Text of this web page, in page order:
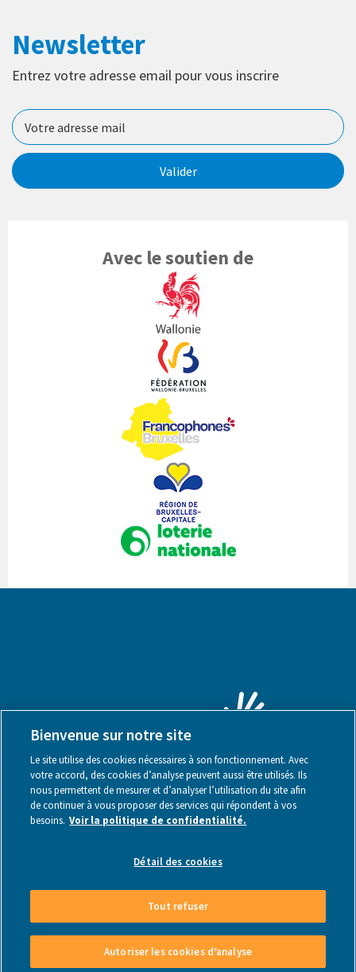
Newsletter
Entrez votre adresse email pour vous inscrire
Valider
Avec le soutien de
Made by Webstanz- Copyright © 2026
Bienvenue sur notre site
Le site utilise des cookies nécessaires à son fonctionnement. Avec
votre accord, des cookies d’analyse peuvent aussi être utilisés. Ils
nous permettent de mesurer et d’analyser l’utilisation du site afin
de continuer à vous proposer des services qui répondent à vos
besoins. Voir la politique de confidentialité.
Détail des cookies
Tout refuser
Autoriser les cookies d’analyse